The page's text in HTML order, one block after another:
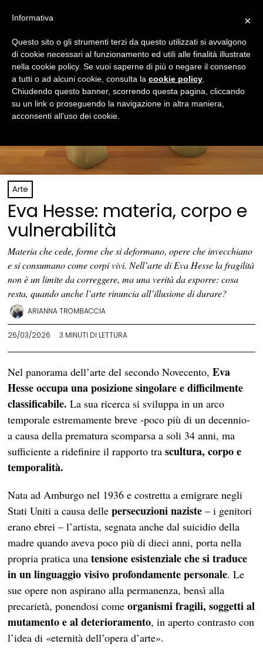
Arte
Eva Hesse: materia, corpo e
vulnerabilità
Materia che cede, forme che si deformano, opere che invecchiano
e si consumano come corpi vivi. Nell’arte di Eva Hesse la fragilità
non è un limite da correggere, ma una verità da esporre: cosa
resta, quando anche l’arte rinuncia all’illusione di durare?
ARIANNA TROMBACCIA
26/03/2026 3 MINUTI DI LETTURA
Nel panorama dell’arte del secondo Novecento,Eva
Hesse occupa una posizione singolare e difficilmente
classificabile. La sua ricerca si sviluppa in un arco
temporale estremamente breve -poco più di un decennio-
a causa della prematura scomparsa a soli 34 anni, ma
sufficiente a ridefinire il rapporto trascultura, corpo e
temporalità.
Nata ad Amburgo nel 1936 e costretta a emigrare negli
Stati Uniti a causa dellepersecuzioni naziste– i genitori
erano ebrei – l’artista, segnata anche dal suicidio della
madre quando aveva poco più di dieci anni, porta nella
propria pratica unatensione esistenziale che si traduce
in un linguaggio visivo profondamente personale. Le
sue opere non aspirano alla permanenza, bensì alla
precarietà, ponendosi comeorganismi fragili, soggetti al
mutamento e al deterioramento, in aperto contrasto con
l’idea di «eternità dell’opera d’arte».
×
Informativa
Questo sito o gli strumenti terzi da questo utilizzati si avvalgono
di cookie necessari al funzionamento ed utili alle finalità illustrate
nella cookie policy. Se vuoi saperne di più o negare il consenso
a tutti o ad alcuni cookie, consulta la cookie policy
Chiudendo questo banner, scorrendo questa pagina, cliccando
su un link o proseguendo la navigazione in altra maniera,
acconsenti all’uso dei cookie.